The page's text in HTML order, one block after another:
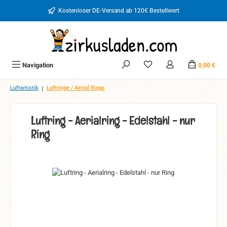
Zum Hauptinhalt springenKostenloser DE-Versand ab 120€ Bestellwert
Navigation Du hast 0 Produkte auf
0,00 €
Luftartistik | Luftringe / Aerial Rings
Luftring - Aerialring - Edelstahl - nur
Ring
Bildergalerie überspringen